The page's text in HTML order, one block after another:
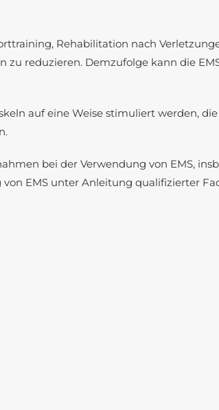
Rehabilitation nach
reduzieren. Demzufolge kann die
auf eine Weise stimuliert werden,
bei der Verwendung von EMS,
EMS unter Anleitung qualifizierter